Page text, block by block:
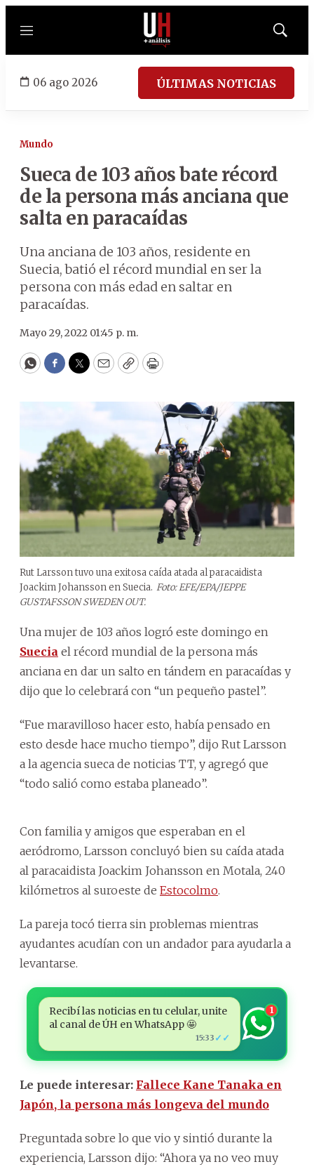
Menú
Mostrar
06 ago 2026 ÚLTIMAS NOTICIAS
Mundo
Sueca de 103 años bate récord
de la persona más anciana que
salta en paracaídas
Una anciana de 103 años, residente en
Suecia, batió el récord mundial en ser la
persona con más edad en saltar en
paracaídas.
Mayo 29, 2022 01:45 p. m.
WhatsApp
Facebook
Twitter
EmailCopyPrint
Rut Larsson tuvo una exitosa caída atada al paracaidista
Joackim Johansson en Suecia. Foto: EFE/EPA/JEPPE
GUSTAFSSON SWEDEN OUT.
Una mujer de 103 años logró este domingo en
Suecia el récord mundial de la persona más
anciana en dar un salto en tándem en paracaídas y
dijo que lo celebrará con “un pequeño pastel”.
“Fue maravilloso hacer esto, había pensado en
esto desde hace mucho tiempo”, dijo Rut Larsson
a la agencia sueca de noticias TT, y agregó que
“todo salió como estaba planeado”.
Con familia y amigos que esperaban en el
aeródromo, Larsson concluyó bien su caída atada
al paracaidista Joackim Johansson en Motala, 240
kilómetros al suroeste de Estocolmo.
La pareja tocó tierra sin problemas mientras
ayudantes acudían con un andador para ayudarla a
levantarse.
Recibí las noticias en tu celular, unite
al canal de ÚH en WhatsApp 🤩
15:33 ✓✓
1
Le puede interesar: Fallece Kane Tanaka en
Japón, la persona más longeva del mundo
Preguntada sobre lo que vio y sintió durante la
experiencia, Larsson dijo: “Ahora ya no veo muy